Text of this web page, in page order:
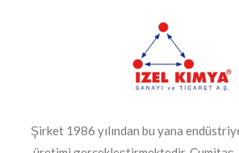
Şirket 1986 yılından bu yana